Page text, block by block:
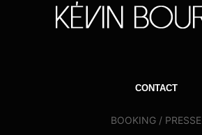
CONTACT
BOOKING / PRESSE